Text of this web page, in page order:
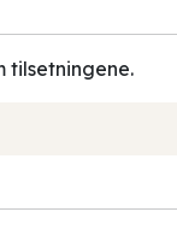
tilsetningene.